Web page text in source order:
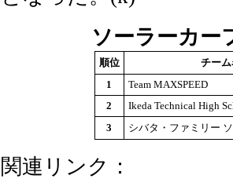
ソーラーカー
順位
チー
1
Team MAXSPEED
2
Ikeda Technical High
3
シバタ・ファミリー
関連リンク：